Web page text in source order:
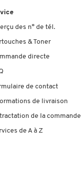
des n° de tél.
& Toner
directe
de contact
de livraison
de la commande
de A à Z